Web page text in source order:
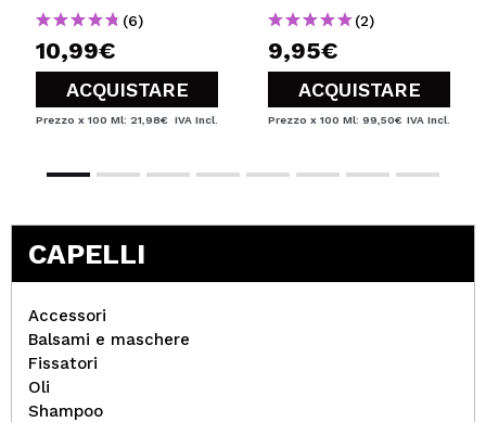
grasse
(6)
10,99€
ACQUISTARE
Prezzo x 100 Ml: 21,98€ IVA Incl.
(2)
9,95€
ACQUISTARE
Prezzo x 100 Ml: 99,50€ IVA Incl.
CAPELLI
Accessori
Balsami e maschere
Fissatori
Oli
Shampoo